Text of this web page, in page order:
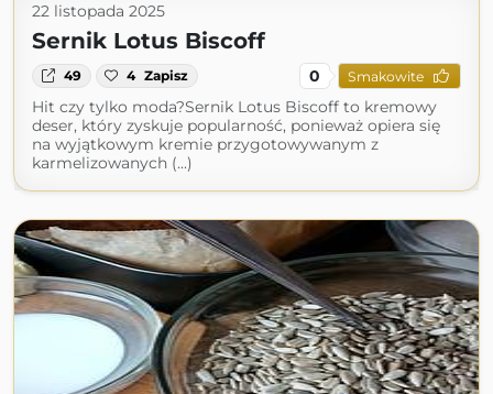
22 listopada 2025
Sernik Lotus Biscoff
49 4 Zapisz 0 Smakowite
Hit czy tylko moda?Sernik Lotus Biscoff to kremowy
deser, który zyskuje popularność, ponieważ opiera się
na wyjątkowym kremie przygotowywanym z
karmelizowanych (...)